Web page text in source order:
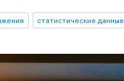
статистические данные